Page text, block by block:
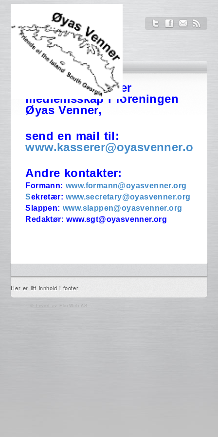
Dersom du ønsker
medlemsskap i foreningen
Øyas Venner,
send en mail til:
www.kasserer@oyasvenner.org
Andre kontakter:
Formann:www.formann@oyasvenner.org
Sekretær:www.secretary@oyasvenner.org
Slappen:www.slappen@oyasvenner.org
Redaktør: www.sgt@oyasvenner.org
Her er litt innhold i footer
© Levert av FlexWeb AS